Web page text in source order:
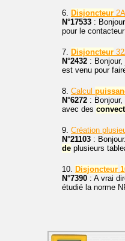
6. Disjoncteur
N°17533 :
pour le
7. Disjoncteur
N°2432 :
est venu pour
8. Calcul
N°6272 :
avec des
9. Création
N°21103 :
de plusieurs
10. Disjoncteur
N°7390 : A vrai
étudié la norme